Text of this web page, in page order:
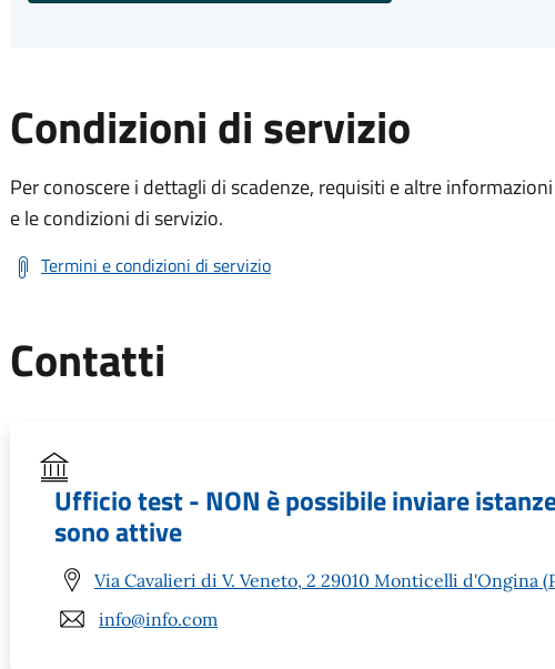
Condizioni di servizio
Per conoscere i dettagli di scadenze, requisiti e altre
e le condizioni di servizio.
Termini e condizioni di servizio
Contatti
Ufficio test - NON è possibile inviare
sono attive
Via Cavalieri di V. Veneto, 2 29010 Monticelli d'Ongina
info@info.com